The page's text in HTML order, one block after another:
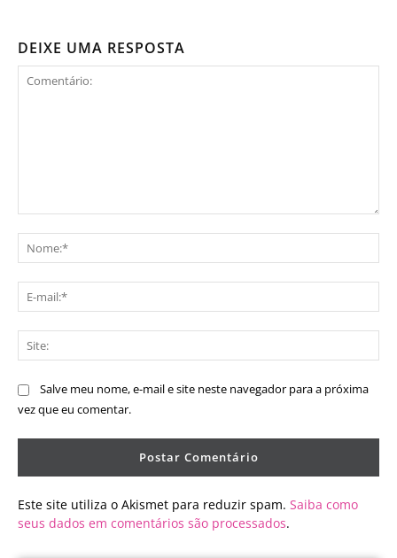
DEIXE UMA RESPOSTA
Salve meu nome, e-mail e site neste navegador para a próxima
vez que eu comentar.
Este site utiliza o Akismet para reduzir spam. Saiba como
seus dados em comentários são processados.